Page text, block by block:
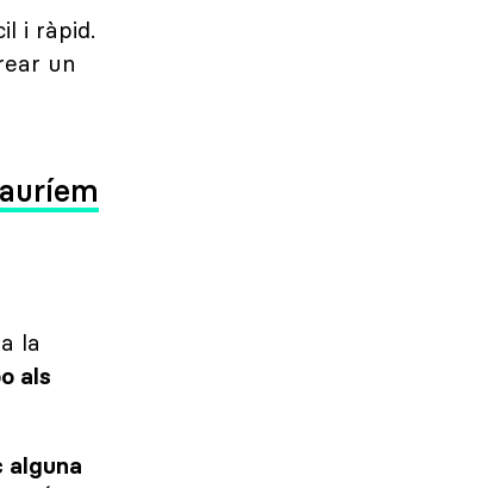
i ràpid.
un
la
als
alguna